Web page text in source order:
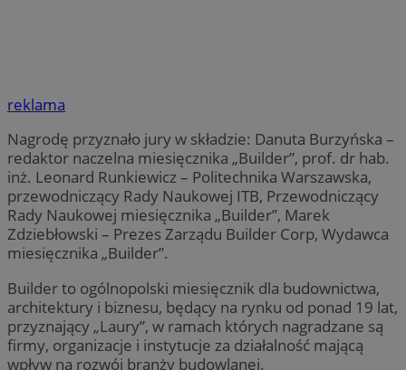
reklama
Nagrodę przyznało jury w składzie: Danuta Burzyńska –
redaktor naczelna miesięcznika „Builder”, prof. dr hab.
inż. Leonard Runkiewicz – Politechnika Warszawska,
przewodniczący Rady Naukowej ITB, Przewodniczący
Rady Naukowej miesięcznika „Builder”, Marek
Zdziebłowski – Prezes Zarządu Builder Corp, Wydawca
miesięcznika „Builder”.
Builder to ogólnopolski miesięcznik dla budownictwa,
architektury i biznesu, będący na rynku od ponad 19 lat,
przyznający „Laury”, w ramach których nagradzane są
firmy, organizacje i instytucje za działalność mającą
wpływ na rozwój branży budowlanej.